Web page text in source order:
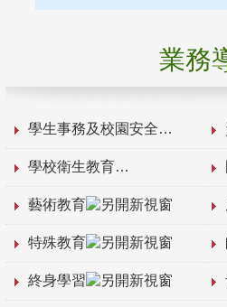
業務
學生事務及校園安全
學校衛生教育
藝術教育
特殊教育
終身學習